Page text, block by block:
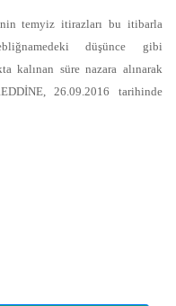
temyiz itirazları bu itibarla
düşünce gibi
kalınan süre nazara alınarak
26.09.2016 tarihinde